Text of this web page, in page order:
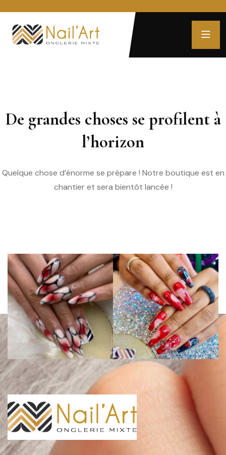
De grandes choses se profilent à
l’horizon
Quelque chose d’énorme se prépare ! Notre boutique est en
chantier et sera bientôt lancée !